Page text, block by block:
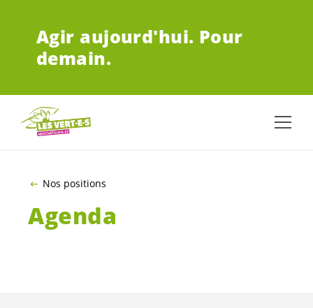
Agir aujourd'hui. Pour
demain.
Nos positions
Agenda